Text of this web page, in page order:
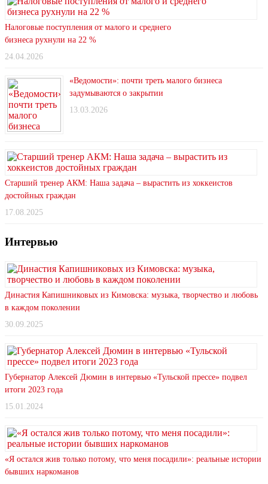
Налоговые поступления от малого и среднего
бизнеса рухнули на 22 %
24.04.2026
«Ведомости»: почти треть малого бизнеса
задумываются о закрытии
13.03.2026
Старший тренер АКМ: Наша задача – вырастить из хоккеистов
достойных граждан
17.08.2025
Интервью
Династия Капишниковых из Кимовска: музыка, творчество и любовь
в каждом поколении
30.09.2025
Губернатор Алексей Дюмин в интервью «Тульской прессе» подвел
итоги 2023 года
15.01.2024
«Я остался жив только потому, что меня посадили»: реальные истории
бывших наркоманов